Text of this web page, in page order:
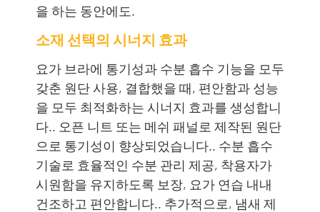
을 하는 동안에도.
소재 선택의 시너지 효과
요가 브라에 통기성과 수분 흡수 기능을 모두
갖춘 원단 사용, 결합했을 때, 편안함과 성능
을 모두 최적화하는 시너지 효과를 생성합니
다.. 오픈 니트 또는 메쉬 패널로 제작된 원단
으로 통기성이 향상되었습니다.. 수분 흡수
기술로 효율적인 수분 관리 제공, 착용자가
시원함을 유지하도록 보장, 요가 연습 내내
건조하고 편안합니다.. 추가적으로, 냄새 제